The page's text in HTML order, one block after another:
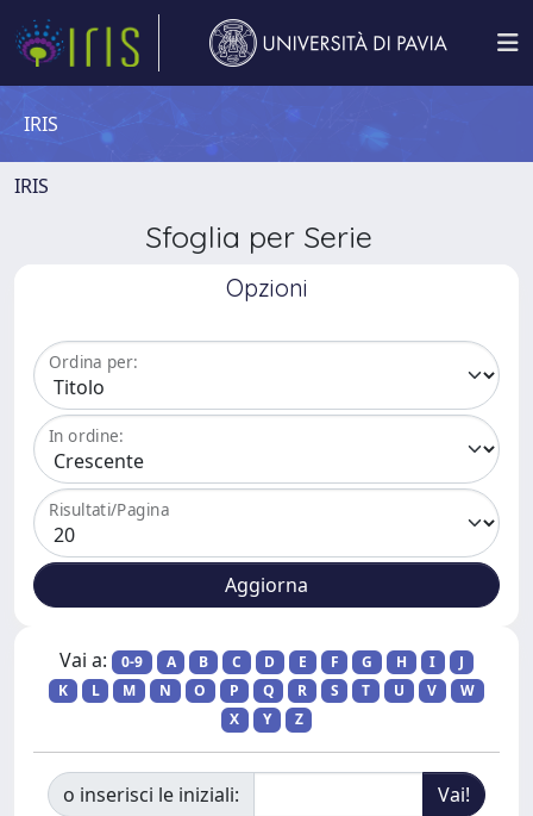
IRIS
IRIS
Sfoglia per Serie
Opzioni
Ordina per:
In ordine:
Risultati/Pagina
Vai a: 0-9 A B C D E F G H I
J
K
L M N O P Q R S T U V
W
X
Y Z
o inserisci le iniziali: